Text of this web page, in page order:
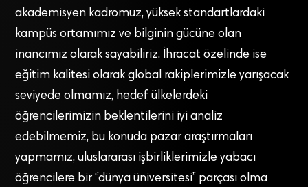
akademisyen kadromuz, yüksek standartlardaki
kampüs ortamımız ve bilginin gücüne olan
inancımız olarak sayabiliriz. İhracat özelinde ise
eğitim kalitesi olarak global rakiplerimizle yarışacak
seviyede olmamız, hedef ülkelerdeki
öğrencilerimizin beklentilerini iyi analiz
edebilmemiz, bu konuda pazar araştırmaları
yapmamız, uluslararası işbirliklerimizle yabacı
öğrencilere bir ‘’dünya üniversitesi’’ parçası olma